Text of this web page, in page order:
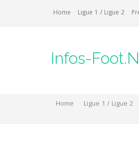
Home Ligue 1 / Ligue 2
Infos-
Home Ligue 1 / Ligue 2